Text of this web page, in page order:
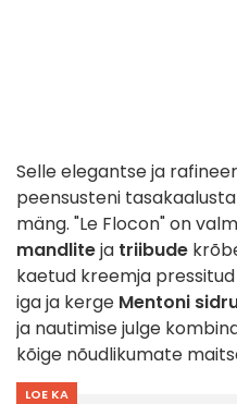
Selle elegantse ja
peensusteni
mäng. "Le Flocon" on
mandliteja triibude
kaetud kreemja pressitud
iga ja kerge Mentoni
ja nautimise julge
kõige nõudlikumate
LOE KA